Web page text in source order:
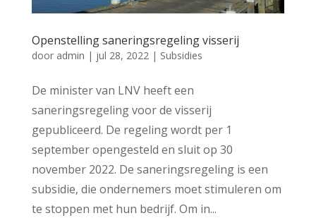
Openstelling saneringsregeling visserij
door admin | jul 28, 2022| Subsidies
De minister van LNV heeft een
saneringsregeling voor de visserij
gepubliceerd. De regeling wordt per 1
september opengesteld en sluit op 30
november 2022. De saneringsregeling is een
subsidie, die ondernemers moet stimuleren om
te stoppen met hun bedrijf. Om in...